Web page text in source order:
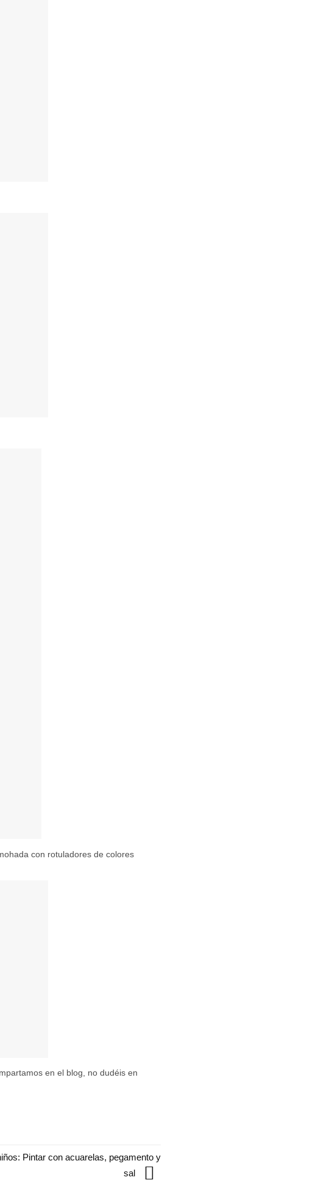
con rotuladores de colores
en el blog, no dudéis en
Pintar con acuarelas, pegamento y
sal